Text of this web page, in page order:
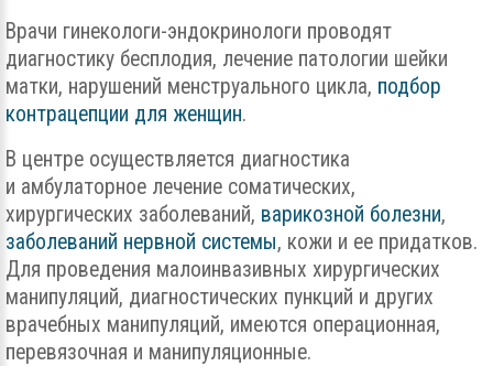
Врачи гинекологи-эндокринологи проводят
диагностику бесплодия, лечение патологии шейки
матки, нарушений менструального цикла, подбор
контрацепции для женщин.
В центре осуществляется диагностика
и амбулаторное лечение соматических,
хирургических заболеваний, варикозной болезни,
заболеваний нервной системы, кожи и ее придатков.
Для проведения малоинвазивных хирургических
манипуляций, диагностических пункций и других
врачебных манипуляций, имеются операционная,
перевязочная и манипуляционные.